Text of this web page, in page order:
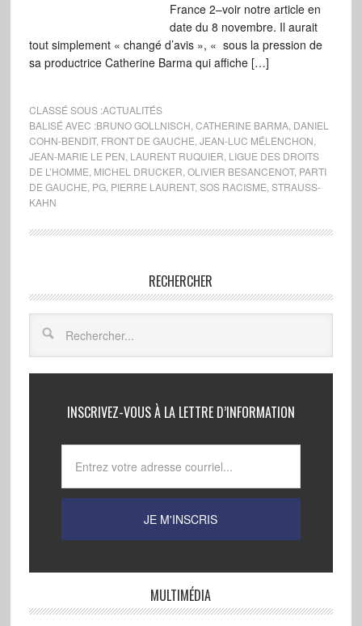
France 2–voir notre article en
date du 8 novembre. Il aurait
tout simplement « changé d’avis », « sous la pression de
sa productrice Catherine Barma qui affiche […]
CLASSÉ SOUS :ACTUALITÉS
BALISÉ AVEC :BRUNO GOLLNISCH CATHERINE BARMA, DANIEL
COHN-BENDIT, FRONT DE GAUCHE JEAN-LUC MÉLENCHON
JEAN-MARIE LE PEN LAURENT RUQUIER LIGUE DES DROITS
DE L’HOMME MICHEL DRUCKER OLIVIER BESANCENOT, PARTI
DE GAUCHE PG, PIERRE LAURENT, SOS RACISME STRAUSS-
KAHN
RECHERCHER
INSCRIVEZ-VOUS À LA LETTRE D’INFORMATION
MULTIMÉDIA